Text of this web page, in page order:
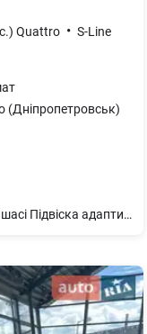
Quattro • S-Line
(Дніпропетровськ)
Додаткове обладнання: Повнокероване шасі Підвіска адаптивна пневматична Додатковий захисний піддон двигуна Кермо 3-спицеве шкіряне з підігрівом Рейлінги на даху чорні Підігрів передніх і задніх сидінь Дзеркало внутрішнє з автом. затемненням безрамне Пакет оптичний чорний плюс Підлокітник централ. передній комфортний Audi Pre sense front Захист від пилу додатковий Дзеркала з пам’яттю і автом. затемненням з обох боків, електричним налаштуванням, підігрівом та складанням. Декор дуб сірий Клімат-контроль 4-зональний Audi virtual cockpit plus Світлодіодне освітлення зони посадки спереду і ззаду. Bang & Olufsen 3D Premium Sound System Подовжена гарантія додатково 2 роки або 120 000 км Органи управління глянцево-чорні Мікрофібра Dinamica Frequenz/Шкіра з тисненням S. Пакет оптичний чорний Система попередж. про зміну смуги руху вкл. Audi pre sense rear, асистент безпечного виходу та асистент виїзду заднім ходом. Пакет-асистент Паркування вкл. камери кругового огляду. Комфортний ключ з сенсорним відмиканням кришки багажника Екстер єр - пакет S line Сидіння передні з пам’яттю та з електрорегулюванням; з функцією пам’яті для обох передніх сидінь. Світлодіодні матричні фари Фонова підсвітка plus Диски 5 W-подібних спиць 10Jx21 сірий графіт, поліровані, шини 285/45 R21. Засклення акустичне бічних вікон посилена шумоізоляція салону завдяки двошаровому склу Спортивний пакет S line Пакет Бізнес - сервопривід зачинення дверей - Audi smartphone interface - Audi phone box light - рульова колонка з електроприводом регулювання - відсутність позначень моделі, технології на потужності на багажнику - 2 роз’єми USB-С з можливістю заряджання у задній частині салону, 2 роз’єми USB-С у 1-му ряді сидінь - шторка сонцезахисна з електроприводом для задніх бокових вікон, з ручним приводом для заднього скла.